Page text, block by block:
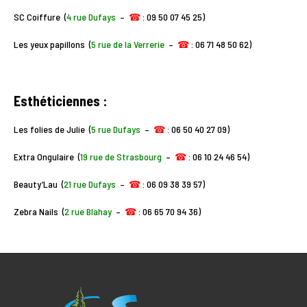
SC Coiffure (4 rue Dufays – ☎: 09 50 07 45 25)
Les yeux papillons (5 rue de la Verrerie – ☎: 06 71 48 50 62)
Esthéticiennes :
Les folies de Julie (5 rue Dufays – ☎: 06 50 40 27 09)
Extra Ongulaire (19 rue de Strasbourg – ☎: 06 10 24 46 54)
Beauty’Lau (21 rue Dufays – ☎: 06 09 38 39 57)
Zebra Nails (2 rue Blahay – ☎: 06 65 70 94 36)